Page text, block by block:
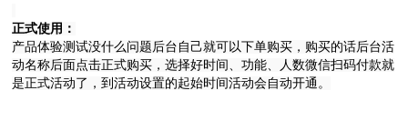
正式使用：
产品体验测试没什么问题后台自己就可以下单购买，购买的话后台活
动名称后面点击正式购买，选择好时间、功能、人数微信扫码付款就
是正式活动了，到活动设置的起始时间活动会自动开通。